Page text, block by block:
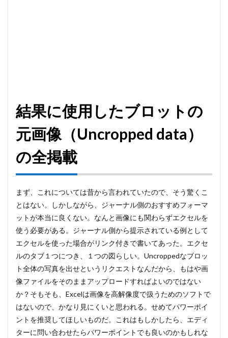
結果に使用したブロットの
元画像（Uncropped data）
の全掲載
まず、これについては昔から言われていたので、そう驚くこ
とはない。しかしながら、ジャーナル側のおすすめフォーマ
ットが本当に良くない。なんと画像にも関わらずエクセルを
使う必要がある。ジャーナル側から提示されている例として
エクセルを使った場合がリンク付きで書いてあった。エクセ
ルのタブ１つにつき、１つの図らしい。Uncroppedなブロッ
ト全体の写真を出せというリクエストなんだから、もはや画
像ファイルをそのままアップロードすればよいのではない
か？そもそも、Excelは画像を高解像度で扱うためのソフトで
はないので、かなり見にくいと思われる。せめてパワーポイ
ントを推奨してほしいものだ。これはもしかしたら、エディ
ターに問い合わせたらパワーポイントでも良いのかもしれな